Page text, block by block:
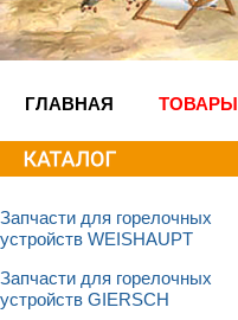
ГЛАВНАЯ ТОВАРЫ
Запчасти для горелочных
устройств WEISHAUPT
Запчасти для горелочных
устройств GIERSCH